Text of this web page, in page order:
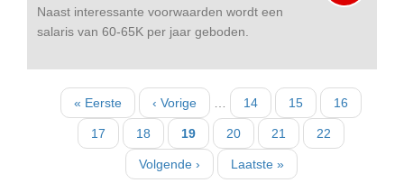
Naast interessante voorwaarden wordt een
salaris van 60-65K per jaar geboden.
PaginatieEerste
pagina
« Eerste
Vorige
pagina
‹ Vorige Pagina
14 Pagina
15 Pagina
16
Pagina
17 Pagina
18
Huidige
pagina
19 Pagina
20 Pagina
21 Pagina
22
Volgende
pagina
Volgende ›
Laatste
pagina
Laatste »